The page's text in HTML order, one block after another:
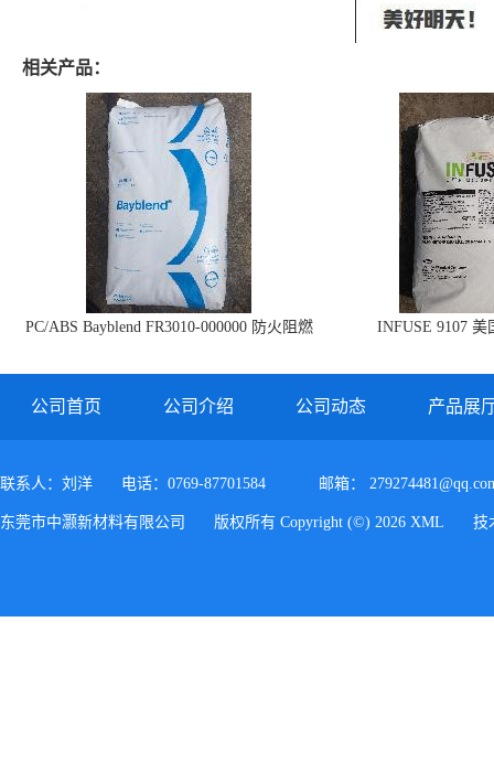
相关产品：
PC/ABS Bayblend FR3010-000000 防火阻燃
INFUSE 9107 美
公司首页 公司介绍 公司动态 产品展
联系人：刘洋 电话：0769-87701584 邮箱：
东莞市中灏新材料有限公司 版权所有 Copyright (©) 2026 XML 技